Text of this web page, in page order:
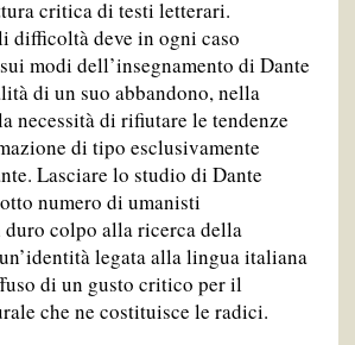
critica di testi letterari.
difficoltà deve in ogni caso
modi dell’insegnamento di Dante
di un suo abbandono, nella
necessità di rifiutare le tendenze
di tipo esclusivamente
Lasciare lo studio di Dante
numero di umanisti
colpo alla ricerca della
legata alla lingua italiana
di un gusto critico per il
che ne costituisce le radici.